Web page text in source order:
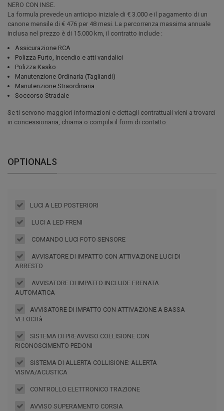
NERO CON INSE.
La formula prevede un anticipo iniziale di € 3.000 e il pagamento di un
canone mensile di € 476 per 48 mesi. La percorrenza massima annuale
inclusa nel prezzo è di 15.000 km, il contratto include :
Assicurazione RCA
Polizza Furto, Incendio e atti vandalici
Polizza Kasko
Manutenzione Ordinaria (Tagliandi)
Manutenzione Straordinaria
Soccorso Stradale
Se ti servono maggiori informazioni e dettagli contrattuali vieni a trovarci
in concessionaria, chiama o compila il form di contatto.
OPTIONALS
LUCI A LED POSTERIORI
LUCI A LED FRENI
COMANDO LUCI FOTO SENSORE
AVVISATORE DI IMPATTO CON ATTIVAZIONE LUCI DI
ARRESTO
AVVISATORE DI IMPATTO INCLUDE FRENATA
AUTOMATICA
AVVISATORE DI IMPATTO CON ATTIVAZIONE A BASSA
VELOCITà
SISTEMA DI PREAVVISO COLLISIONE CON
RICONOSCIMENTO PEDONI
SISTEMA DI ALLERTA COLLISIONE: ALLERTA
VISIVA/ACUSTICA
CONTROLLO ELETTRONICO TRAZIONE
AVVISO SUPERAMENTO CORSIA